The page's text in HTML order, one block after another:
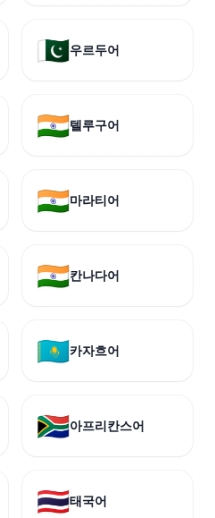
🇵🇰우르두어
🇮🇳텔루구어
🇮🇳마라티어
🇮🇳칸나다어
🇰🇿카자흐어
🇿🇦아프리칸스어
🇹🇭태국어